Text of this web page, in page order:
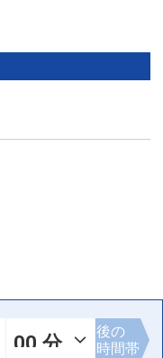
後の
時間帯